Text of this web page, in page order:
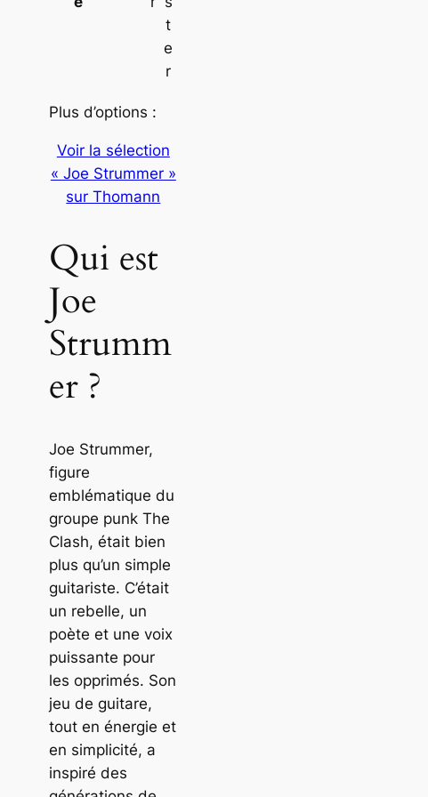
t
e
r
Plus d’options :
Voir la sélection
« Joe Strummer »
sur Thomann
Qui est
Joe
Strumm
er ?
Joe Strummer,
figure
emblématique du
groupe punk The
Clash, était bien
plus qu’un simple
guitariste. C’était
un rebelle, un
poète et une voix
puissante pour
les opprimés. Son
jeu de guitare,
tout en énergie et
en simplicité, a
inspiré des